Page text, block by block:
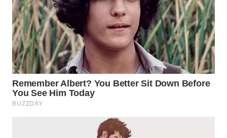
MAJALENGKA
WN
SUBANG
WN
SUKABUMI
WN